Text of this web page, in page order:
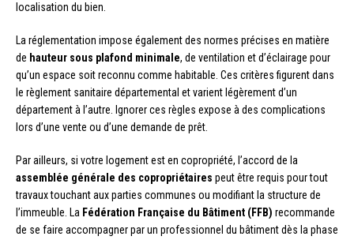
localisation du bien.
La réglementation impose également des normes précises en matière
de hauteur sous plafond minimale, de ventilation et d’éclairage pour
qu’un espace soit reconnu comme habitable. Ces critères figurent dans
le règlement sanitaire départemental et varient légèrement d’un
département à l’autre. Ignorer ces règles expose à des complications
lors d’une vente ou d’une demande de prêt.
Par ailleurs, si votre logement est en copropriété, l’accord de la
assemblée générale des copropriétaires peut être requis pour tout
travaux touchant aux parties communes ou modifiant la structure de
l’immeuble. La Fédération Française du Bâtiment (FFB) recommande
de se faire accompagner par un professionnel du bâtiment dès la phase